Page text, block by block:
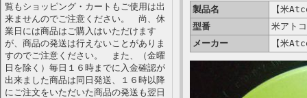
覧もショッピング・カートもご使用は出
来ませんのでご注意ください。 尚、休
業日には商品はご購入はいただけます
が、商品の発送は行えないことがありま
すのでご注意ください。 また、（金曜
日を除く）毎日１６時までに入金確認が
出来ました商品は同日発送、１６時以降
にご注文をいただいた商品の発送も翌日
製品名
【米
型番
米アト
メーカー
【米